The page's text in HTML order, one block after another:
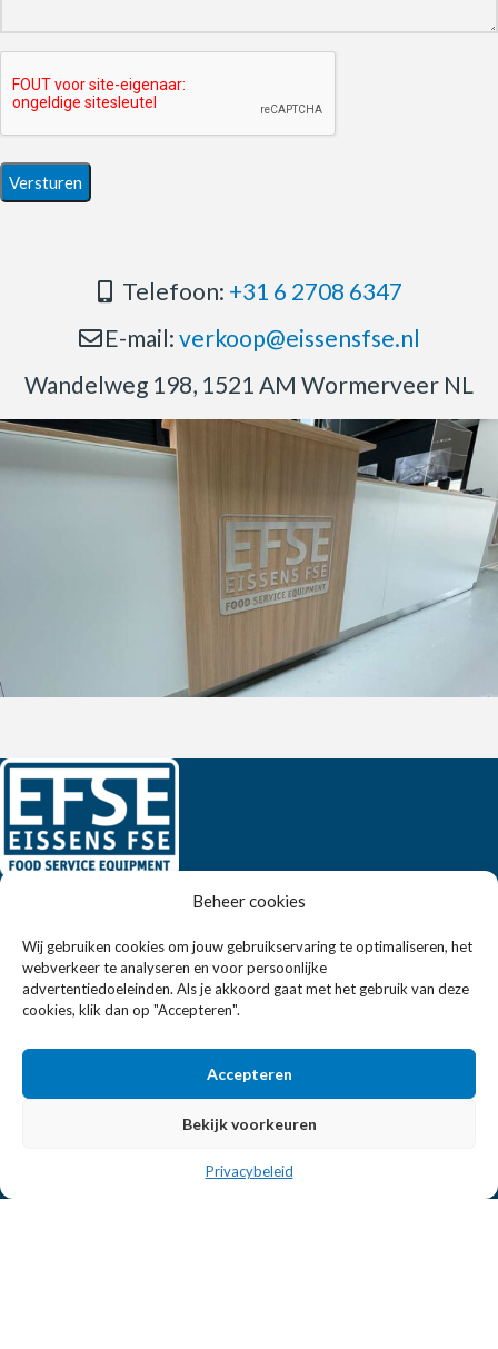
Beheer cookies
Wij gebruiken cookies om jouw gebruikservaring te optimaliseren, het
webverkeer te analyseren en voor persoonlijke
advertentiedoeleinden. Als je akkoord gaat met het gebruik van deze
cookies, klik dan op "Accepteren".
Accepteren
Bekijk voorkeuren
Privacybeleid
Telefoon: +31 6 2708 6347
E-mail: verkoop@eissensfse.nl
Wandelweg 198, 1521 AM Wormerveer NL
Eissens FSE is een horeca totaalleverancier. U vindt bij ons niet
alleen inspiratie maar ook een breed assortiment horeca
apparatuur.
+31 6 2708 6347
E-mail:
Onze aanpak